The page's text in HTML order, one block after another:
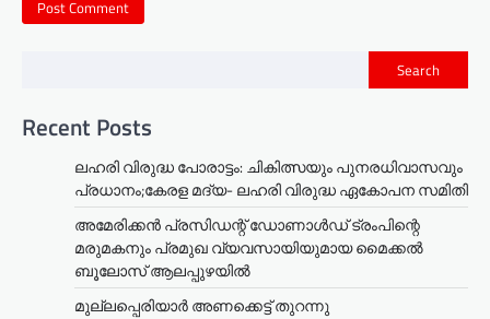
Search
Recent Posts
ലഹരി വിരുദ്ധ പോരാട്ടം: ചികിത്സയും പുനരധിവാസവും
പ്രധാനം;കേരള മദ്യ- ലഹരി വിരുദ്ധ ഏകോപന സമിതി
അമേരിക്കൻ പ്രസിഡന്റ് ഡോണാൾഡ് ട്രംപിന്റെ
മരുമകനും പ്രമുഖ വ്യവസായിയുമായ മൈക്കൽ
ബൂലോസ് ആലപ്പുഴയിൽ
മുല്ലപ്പെരിയാര്‍ അണക്കെട്ട് തുറന്നു